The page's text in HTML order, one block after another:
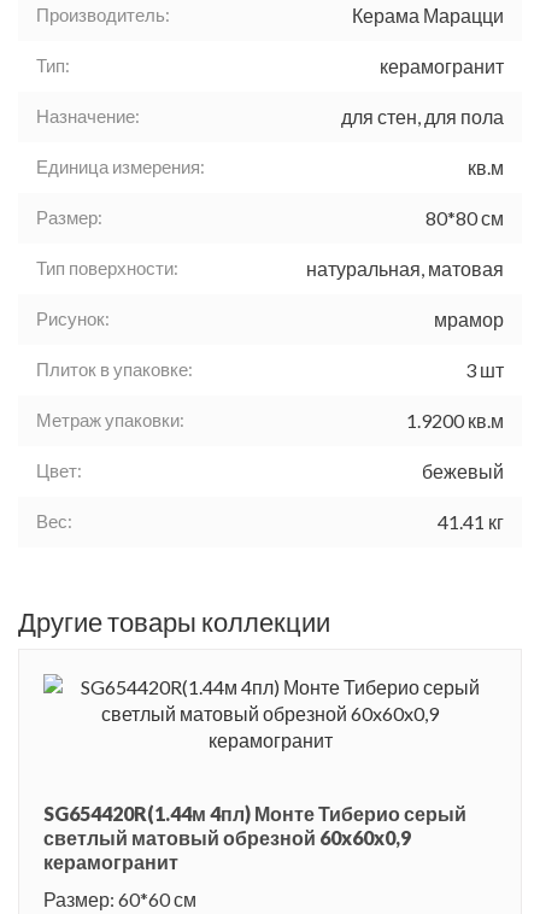
Производитель: Керама Марацци
Тип: керамогранит
Назначение: для стен, для пола
Единица измерения: кв.м
Размер: 80*80 см
Тип поверхности: натуральная, матовая
Рисунок: мрамор
Плиток в упаковке: 3 шт
Метраж упаковки: 1.9200 кв.м
Цвет: бежевый
Вес: 41.41 кг
Другие товары коллекции
SG654420R(1.44м 4пл) Монте Тиберио серый
светлый матовый обрезной 60x60x0,9
керамогранит
Размер: 60*60 см